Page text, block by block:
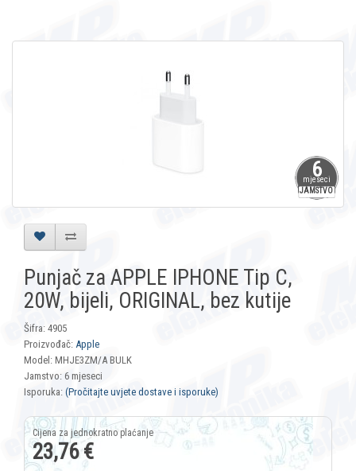
6
mjeseci
JAMSTVO
Punjač za APPLE IPHONE Tip C,
20W, bijeli, ORIGINAL, bez kutije
Šifra: 4905
Proizvođač: Apple
Model: MHJE3ZM/A BULK
Jamstvo: 6 mjeseci
Isporuka: (Pročitajte uvjete dostave i isporuke)
23,76 €